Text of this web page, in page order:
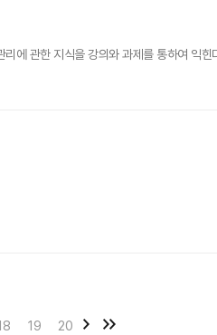
에 관한 지식을 강의와 과제를 통하여 익힌
19 20